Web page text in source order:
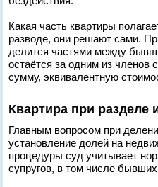
Какая часть квартиры
разводе, они решают сами.
делится частями между
остаётся за одним из членов
сумму, эквивалентную
Квартира при разделе
Главным вопросом при
установление долей на
процедуры суд учитывает
супругов, в том числе